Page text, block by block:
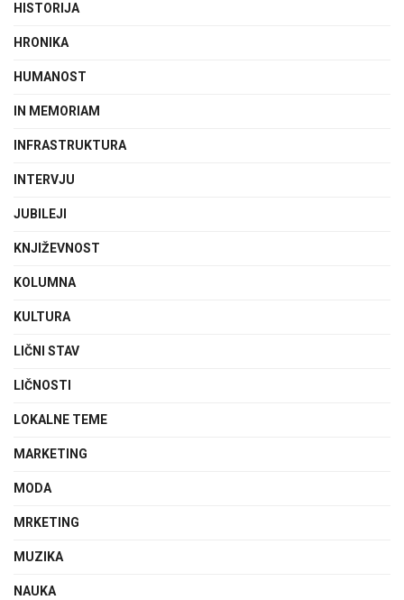
HISTORIJA
HRONIKA
HUMANOST
IN MEMORIAM
INFRASTRUKTURA
INTERVJU
JUBILEJI
KNJIŽEVNOST
KOLUMNA
KULTURA
LIČNI STAV
LIČNOSTI
LOKALNE TEME
MARKETING
MODA
MRKETING
MUZIKA
NAUKA